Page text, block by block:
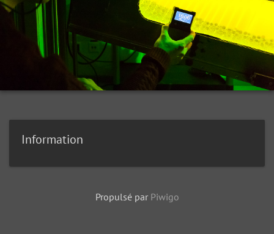
Information
Propulsé par Piwigo